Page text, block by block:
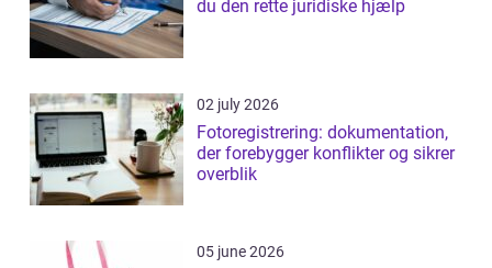
du den rette juridiske hjælp
02 july 2026
Fotoregistrering: dokumentation,
der forebygger konflikter og sikrer
overblik
05 june 2026